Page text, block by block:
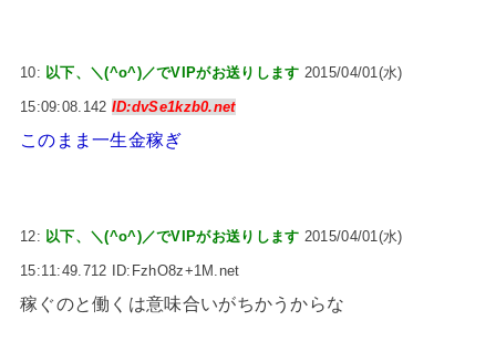
10: 以下、＼(^o^)／でVIPがお送りします 2015/04/01(水)
15:09:08.142 ID:dvSe1kzb0.net
このまま一生金稼ぎ
12: 以下、＼(^o^)／でVIPがお送りします 2015/04/01(水)
15:11:49.712 ID:FzhO8z+1M.net
稼ぐのと働くは意味合いがちかうからな